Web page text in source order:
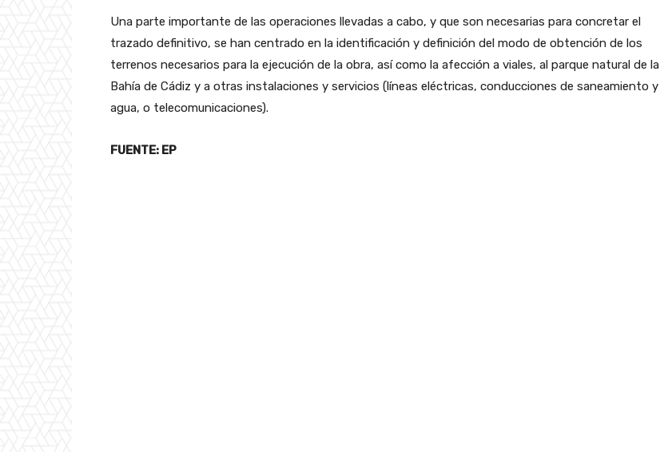
Una parte importante de las operaciones llevadas a cabo, y que son necesarias para concretar el
trazado definitivo, se han centrado en la identificación y definición del modo de obtención de los
terrenos necesarios para la ejecución de la obra, así como la afección a viales, al parque natural de la
Bahía de Cádiz y a otras instalaciones y servicios (líneas eléctricas, conducciones de saneamiento y
agua, o telecomunicaciones).
FUENTE: EP